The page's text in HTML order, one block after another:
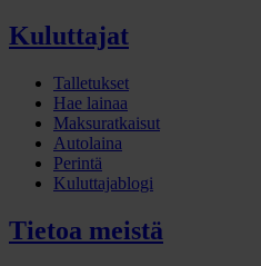
Kuluttajat
Talletukset
Hae lainaa
Maksuratkaisut
Autolaina
Perintä
Kuluttajablogi
Tietoa meistä